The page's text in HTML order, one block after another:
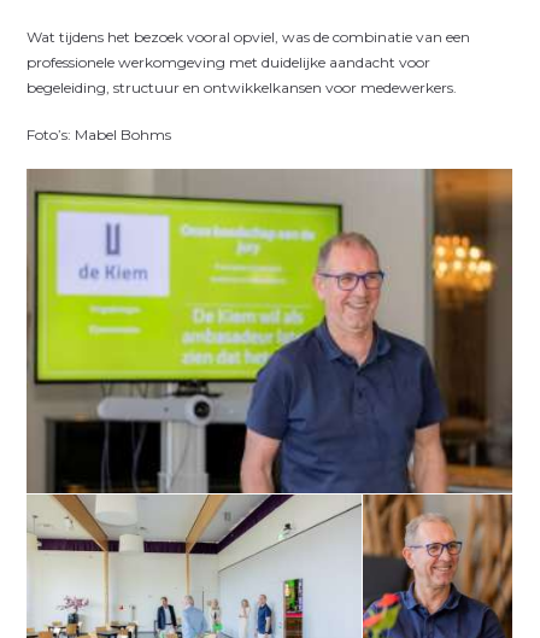
Wat tijdens het bezoek vooral opviel, was de combinatie van een
professionele werkomgeving met duidelijke aandacht voor
begeleiding, structuur en ontwikkelkansen voor medewerkers.
Foto’s: Mabel Bohms